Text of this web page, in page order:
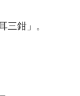
三鉗」。